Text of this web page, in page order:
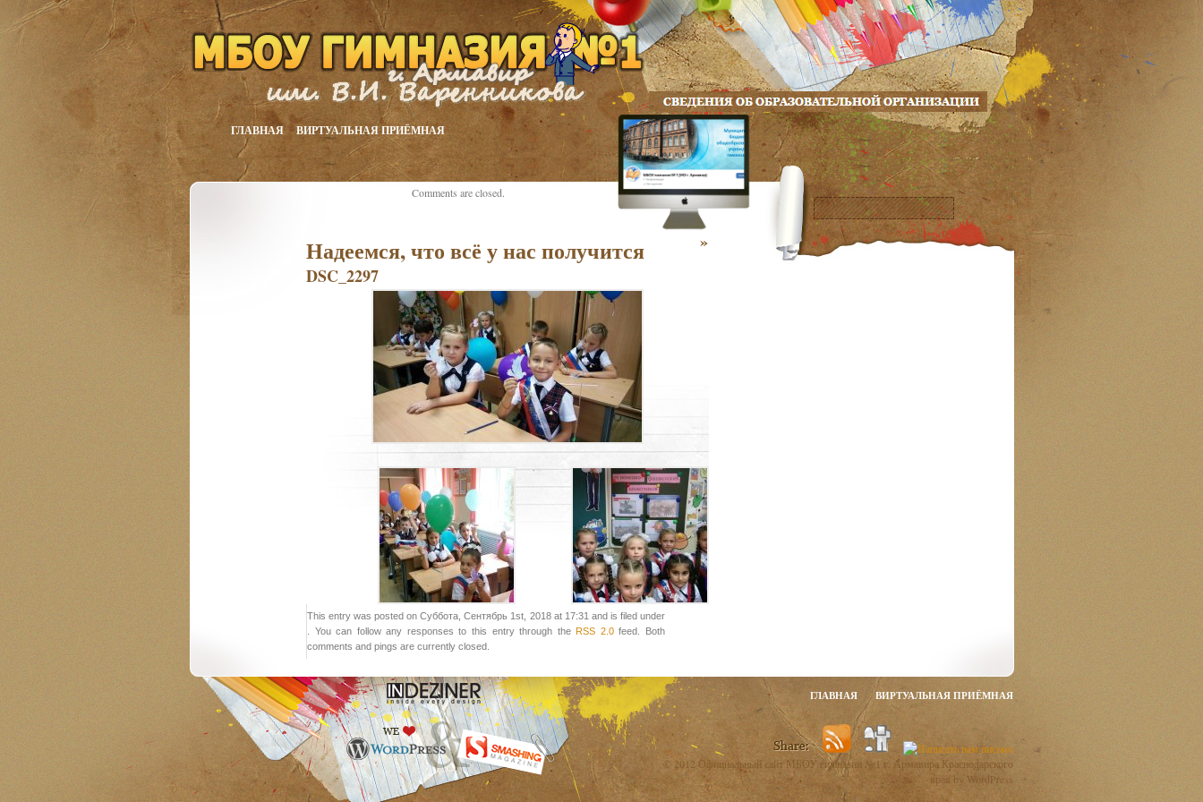
ГЛАВНАЯ ВИРТУАЛЬНАЯ ПРИЁМНАЯ
Надеемся, что всё у нас получится
»
DSC_2297
This entry was posted on Суббота, Сентябрь 1st, 2018 at 17:31 and is filed under
. You can follow any responses to this entry through the RSS 2.0feed. Both
comments and pings are currently closed.
Comments are closed.
ГЛАВНАЯ ВИРТУАЛЬНАЯ ПРИЁМНАЯ
© 2012 Официальный сайт МБОУ гимназии №1 г. Армавира Краснодарского
края by WordPress